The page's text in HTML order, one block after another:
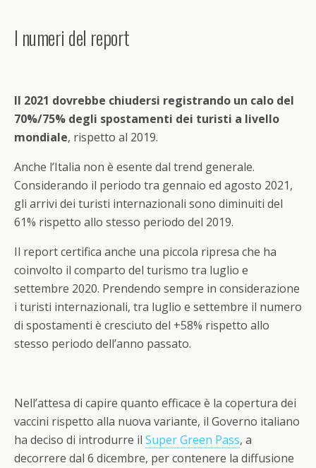
I numeri del report
Il 2021 dovrebbe chiudersi registrando un calo del
70%/75% degli spostamenti dei turisti a livello
mondiale, rispetto al 2019.
Anche l’Italia non è esente dal trend generale.
Considerando il periodo tra gennaio ed agosto 2021,
gli arrivi dei turisti internazionali sono diminuiti del
61% rispetto allo stesso periodo del 2019.
Il report certifica anche una piccola ripresa che ha
coinvolto il comparto del turismo tra luglio e
settembre 2020. Prendendo sempre in considerazione
i turisti internazionali, tra luglio e settembre il numero
di spostamenti è cresciuto del +58% rispetto allo
stesso periodo dell’anno passato.
Nell’attesa di capire quanto efficace è la copertura dei
vaccini rispetto alla nuova variante, il Governo italiano
ha deciso di introdurre il Super Green Pass, a
decorrere dal 6 dicembre, per contenere la diffusione